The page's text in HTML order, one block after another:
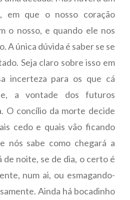
em que o nosso coração
o nosso, e quando ele nos
A única dúvida é saber se se
Seja claro sobre isso em
incerteza para os que cá
a vontade dos futuros
O concílio da morte decide
cedo e quais vão ficando
nós sabe como chegará a
de noite, se de dia, o certo é
num ai, ou esmagando-
Ainda há bocadinho